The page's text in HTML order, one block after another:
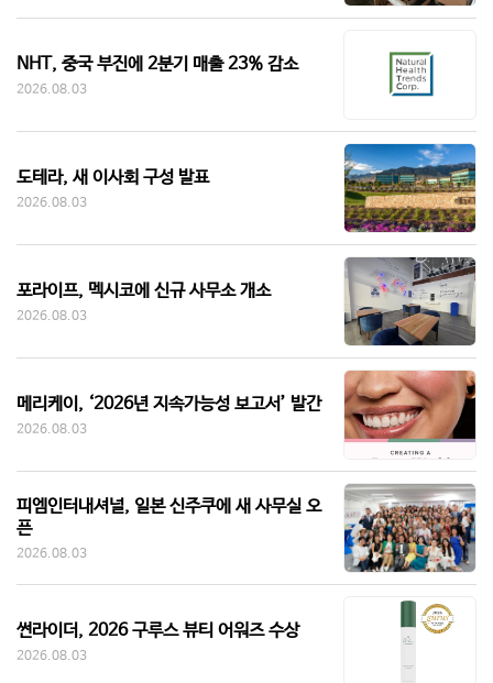
NHT, 중국 부진에 2분기 매출 23% 감소
2026.08.03
도테라, 새 이사회 구성 발표
2026.08.03
포라이프, 멕시코에 신규 사무소 개소
2026.08.03
메리케이, ‘2026년 지속가능성 보고서’ 발간
2026.08.03
피엠인터내셔널, 일본 신주쿠에 새 사무실 오
픈
2026.08.03
썬라이더, 2026 구루스 뷰티 어워즈 수상
2026.08.03